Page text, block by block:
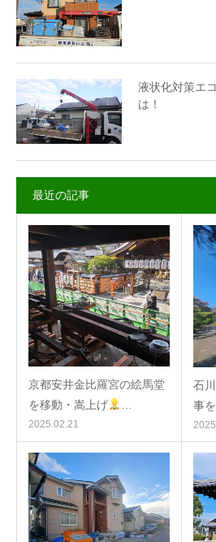
液状化対策エ
は！
最近の記事
京都安井金比羅宮の絵馬堂
を移動・嵩上げ
2025.02.21
石
事